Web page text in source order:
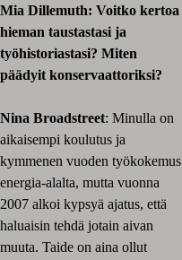
Mia Dillemuth: Voitko kertoa
hieman taustastasi ja
työhistoriastasi? Miten
päädyit konservaattoriksi?
Nina Broadstreet: Minulla on
aikaisempi koulutus ja
kymmenen vuoden työkokemus
energia-alalta, mutta vuonna
2007 alkoi kypsyä ajatus, että
haluaisin tehdä jotain aivan
muuta. Taide on aina ollut